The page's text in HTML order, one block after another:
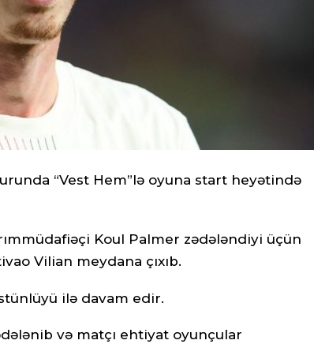
“Vest Hem”lə oyuna start heyətində
Koul Palmer zədələndiyi üçün
Vilian meydana çıxıb.
ilə davam edir.
və matçı ehtiyat oyunçular